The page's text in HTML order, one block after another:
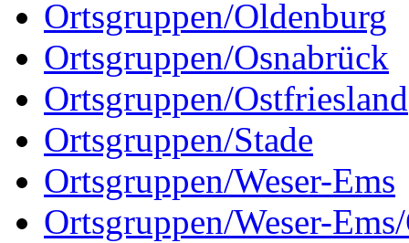
Ortsgruppen/Oldenburg
Ortsgruppen/Osnabrück
Ortsgruppen/Ostfriesland
Ortsgruppen/Stade
Ortsgruppen/Weser-Ems
Ortsgruppen/Weser-